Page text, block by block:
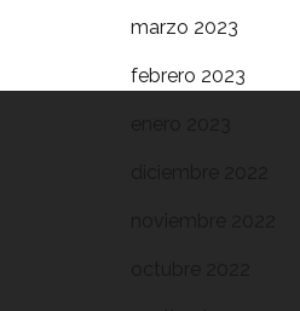
marzo 2023
febrero 2023